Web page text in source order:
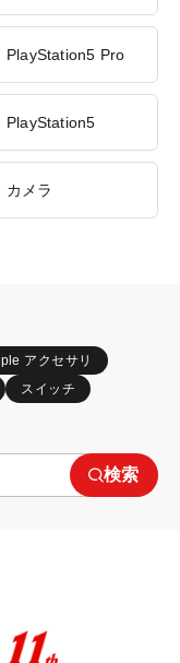
PlayStation5 Pro
PlayStation5
カメラ
アクセサリ
スイッチ
検索